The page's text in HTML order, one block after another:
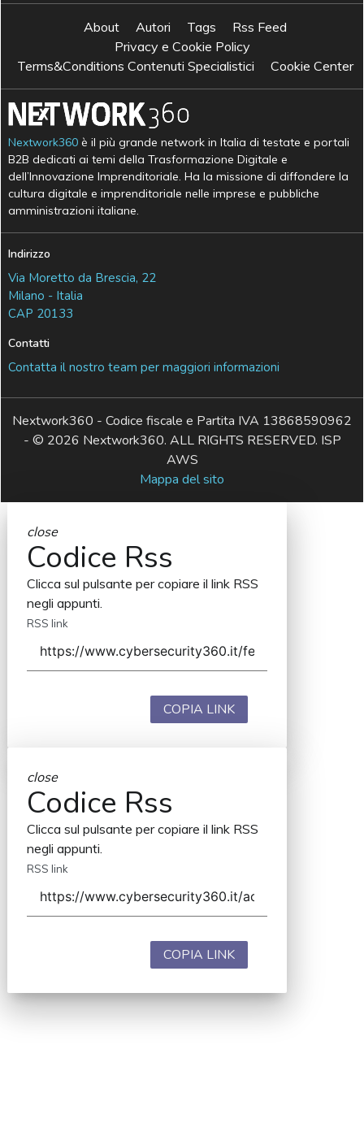
About Autori Tags
Rss Feed
Privacy e Cookie Policy
Terms&Conditions Contenuti Specialistici
Cookie Center
Nextwork360 è il più grande network in Italia di testate e portali
B2B dedicati ai temi della Trasformazione Digitale e
dell’Innovazione Imprenditoriale. Ha la missione di diffondere la
cultura digitale e imprenditoriale nelle imprese e pubbliche
amministrazioni italiane.
Indirizzo
Via Moretto da Brescia, 22
Milano - Italia
CAP 20133
Contatti
Contatta il nostro team per maggiori informazioni
Nextwork360 - Codice fiscale e Partita IVA 13868590962
- © 2026 Nextwork360. ALL RIGHTS RESERVED. ISP
AWS
Mappa del sito
close
Codice Rss
Clicca sul pulsante per copiare il link RSS
negli appunti.
RSS link
COPIA LINK
close
Codice Rss
Clicca sul pulsante per copiare il link RSS
negli appunti.
RSS link
COPIA LINK